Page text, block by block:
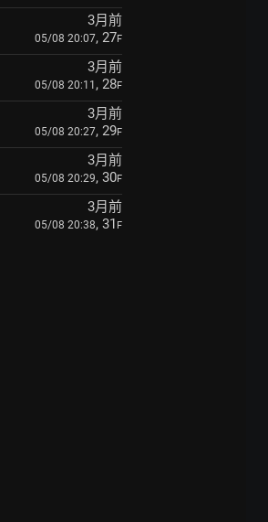
3月前
05/08 20:07, 27F
3月前
05/08 20:11 , 28F
3月前
05/08 20:27, 29F
3月前
05/08 20:29, 30F
3月前
05/08 20:38, 31 F